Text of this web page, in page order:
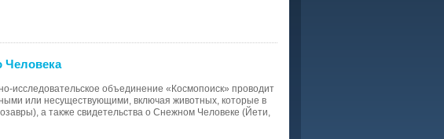
Человека
исследовательское объединение «Космопоиск» проводит
или несуществующими, включая животных, которые в
а также свидетельства о Снежном Человеке (Йети,